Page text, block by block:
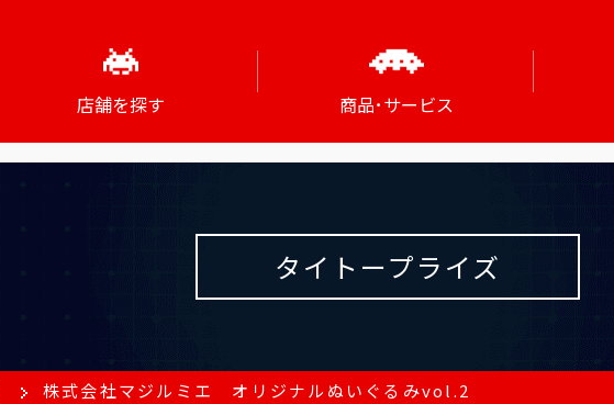
店舗を探す 商品･サービス
タイトープライズ
株式会社マジルミエ オリジナルぬいぐるみvol.2